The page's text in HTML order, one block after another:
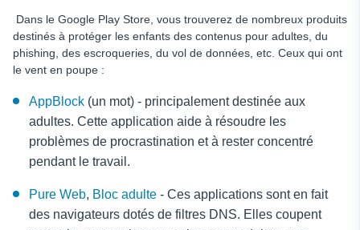
Dans le Google Play Store, vous trouverez de nombreux produits
destinés à protéger les enfants des contenus pour adultes, du
phishing, des escroqueries, du vol de données, etc. Ceux qui ont
le vent en poupe :
AppBlock (un mot) - principalement destinée aux
adultes. Cette application aide à résoudre les
problèmes de procrastination et à rester concentré
pendant le travail.
Pure Web, Bloc adulte - Ces applications sont en fait
des navigateurs dotés de filtres DNS. Elles coupent